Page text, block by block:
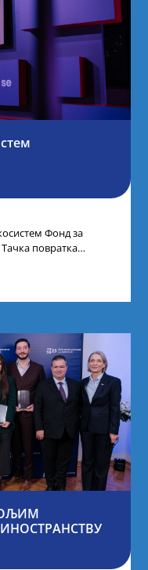
Фонд за
повратка